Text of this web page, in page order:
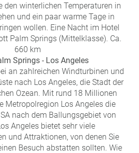
den winterlichen Temperaturen in
und ein paar warme Tage in
wollen. Eine Nacht im Hotel
Palm Springs (Mittelklasse). Ca.
660 km
Springs - Los Angeles
an zahlreichen Windturbinen und
nach Los Angeles, die Stadt der
Ozean. Mit rund 18 Millionen
Metropolregion Los Angeles die
nach dem Ballungsgebiet von
Angeles bietet sehr viele
und Attraktionen, von denen Sie
Besuch abstatten sollten. Wie